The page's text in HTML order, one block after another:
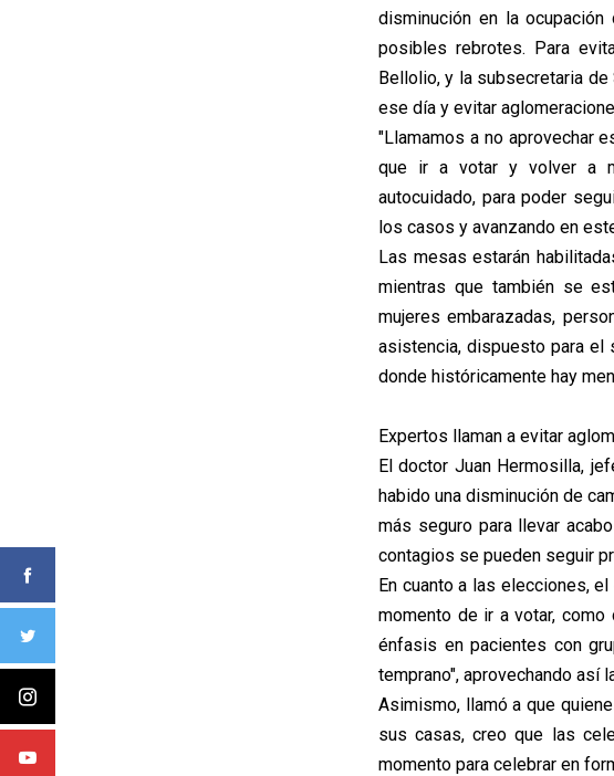
disminución en la
posibles rebrotes. Para
Bellolio, y la subsecretaria de
ese día y evitar
"Llamamos a no aprovechar
que ir a votar y volver a
autocuidado, para poder
los casos y avanzando en
Las mesas estarán
mientras que también se
mujeres embarazadas,
asistencia, dispuesto para el
donde históricamente hay
Expertos llaman a evitar
El doctor Juan Hermosilla,
habido una disminución de
más seguro para llevar
contagios se pueden seguir
En cuanto a las elecciones,
momento de ir a votar,
énfasis en pacientes con
temprano", aprovechando así
Asimismo, llamó a que
sus casas, creo que las
momento para celebrar en